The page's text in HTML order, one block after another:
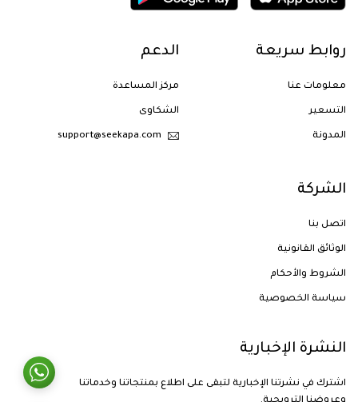
روابط سريعة
معلومات عنا
التسعير
المدونة
الدعم
مركز المساعدة
الشكاوى
support@seekapa.com
الشركة
اتصل بنا
الوثائق القانونية
الشروط والأحكام
سياسة الخصوصية
النشرة الإخبارية
اشترك في نشرتنا الإخبارية لتبقى على اطلاع بمنتجاتنا وخدماتنا